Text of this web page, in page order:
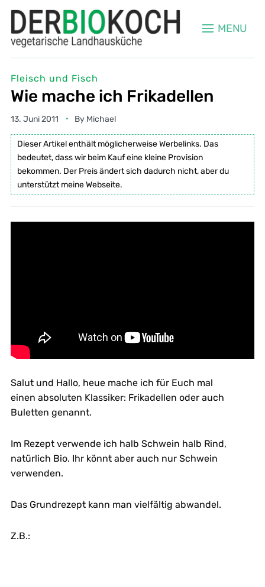
MENU
Fleisch und Fisch
Wie mache ich Frikadellen
13. Juni 2011 By Michael
Dieser Artikel enthält möglicherweise Werbelinks. Das
bedeutet, dass wir beim Kauf eine kleine Provision
bekommen. Der Preis ändert sich dadurch nicht, aber du
unterstützt meine Webseite.
Salut und Hallo, heue mache ich für Euch mal
einen absoluten Klassiker: Frikadellen oder auch
Buletten genannt.
Im Rezept verwende ich halb Schwein halb Rind,
natürlich Bio. Ihr könnt aber auch nur Schwein
verwenden.
Das Grundrezept kann man vielfältig abwandel.
Z.B.: